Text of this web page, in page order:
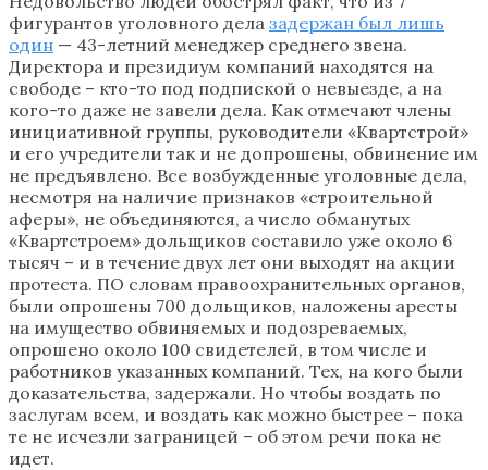
фигурантов уголовного дела задержан был лишь
один — 43-летний менеджер среднего звена.
Директора и президиум компаний находятся на
свободе – кто-то под подпиской о невыезде, а на
кого-то даже не завели дела. Как отмечают члены
инициативной группы, руководители «Квартстрой»
и его учредители так и не допрошены, обвинение им
не предъявлено. Все возбужденные уголовные дела,
несмотря на наличие признаков «строительной
аферы», не объединяются, а число обманутых
«Квартстроем» дольщиков составило уже около 6
тысяч – и в течение двух лет они выходят на акции
протеста. ПО словам правоохранительных органов,
были опрошены 700 дольщиков, наложены аресты
на имущество обвиняемых и подозреваемых,
опрошено около 100 свидетелей, в том числе и
работников указанных компаний. Тех, на кого были
доказательства, задержали. Но чтобы воздать по
заслугам всем, и воздать как можно быстрее – пока
те не исчезли заграницей – об этом речи пока не
идет.